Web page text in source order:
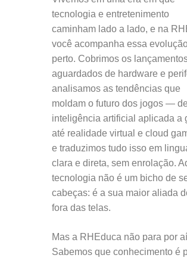
tecnologia e entretenimento
caminham lado a lado, e na
você acompanha essa
perto. Cobrimos os
aguardados de hardware e
analisamos as tendências que
moldam o futuro dos jogos — de
inteligência artificial aplicada a
até realidade virtual e cloud
e traduzimos tudo isso em
clara e direta, sem enrolação.
tecnologia não é um bicho de
cabeças: é a sua maior aliada
fora das telas.
Mas a RHEduca não para por
Sabemos que conhecimento é